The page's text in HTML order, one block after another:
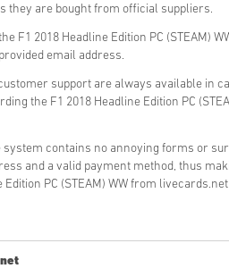
they are bought from official suppliers.
F1 2018 Headline Edition PC (STEAM)
email address.
support are always available in
the F1 2018 Headline Edition PC
system contains no annoying forms or
and a valid payment method, thus
PC (STEAM) WW from